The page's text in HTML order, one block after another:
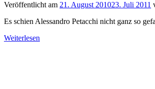
Veröffentlicht am 21. August 201023. Juli 2011
Es schien Alessandro Petacchi nicht ganz so
Weiterlesen